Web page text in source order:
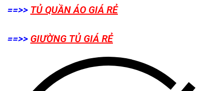
==>> TỦ QUẦN ÁO GIÁ RẺ
==>> GIƯỜNG TỦ GIÁ RẺ